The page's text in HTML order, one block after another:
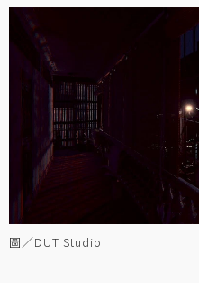
圖／DUT Studio